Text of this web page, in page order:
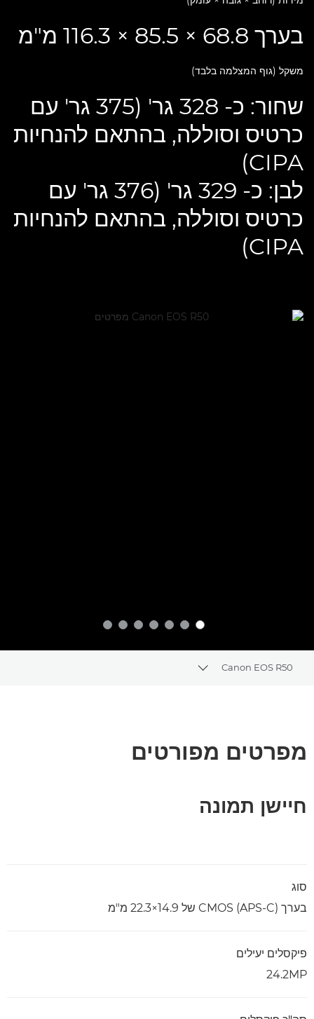
בערך ‎116.3 × 85.5 × 68.8 מ"מ
משקל (גוף המצלמה בלבד)
שחור: כ- 328 גר' (375 גר' עם
כרטיס וסוללה, בהתאם להנחיות
CIPA)
לבן: כ- 329 גר' (376 גר' עם
כרטיס וסוללה, בהתאם להנחיות
CIPA)
Canon EOS R50
Toggle breadcrumbs
מפרטים מפורטים
חיישן תמונה
סוג
בערך (APS-C) CMOS של ‎22.3×14.9 מ"מ
פיקסלים יעילים
24.2MP